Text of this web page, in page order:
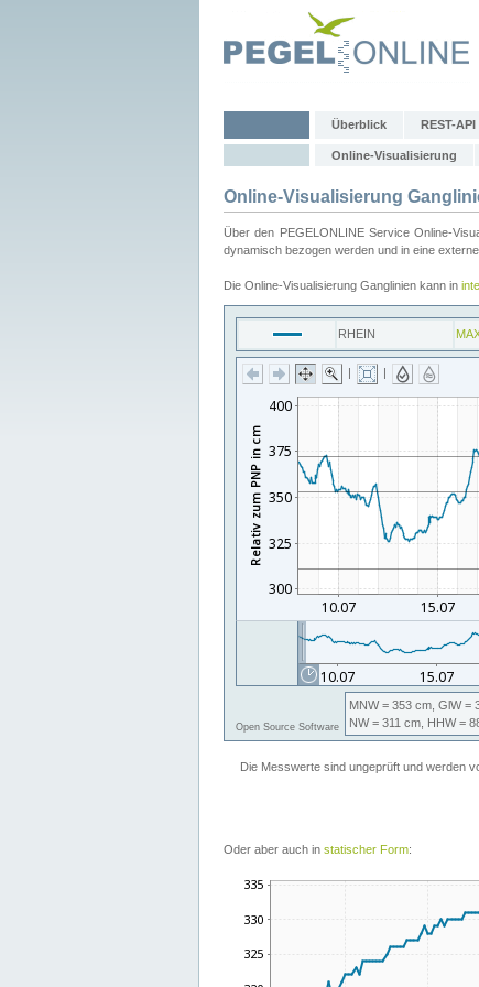
Überblick REST-API
Online-Visualisierung
Online-Visualisierung
Über den PEGELONLINE Service Online-
dynamisch bezogen werden und in eine
Die Online-Visualisierung Ganglinien kann in
Oder aber auch in statischer Form: